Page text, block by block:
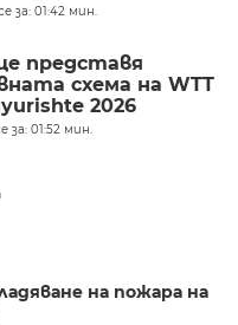
за: 01:42 мин.
представя
схема на WTT
2026
за: 01:52 мин.
на пожара на